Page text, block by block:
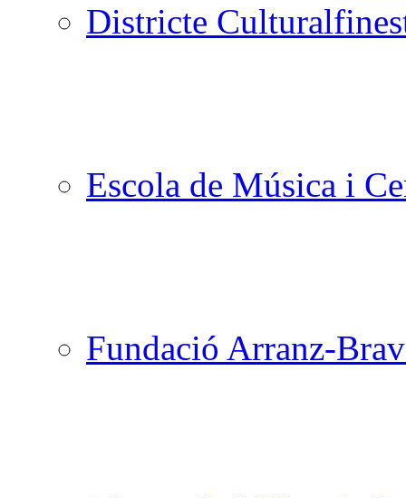
Districte Cultural
Escola de Música i
Fundació Arranz-